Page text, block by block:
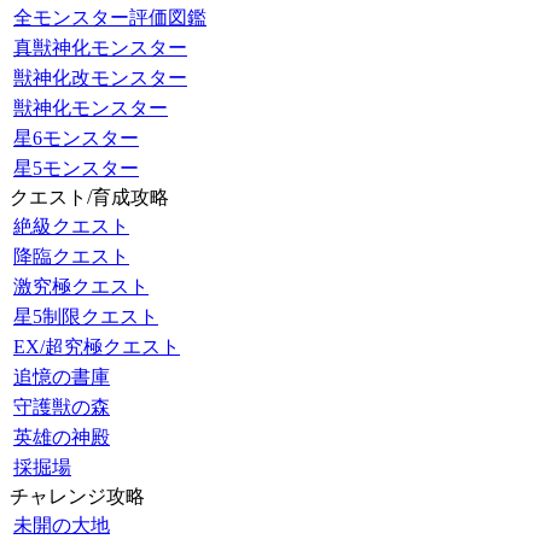
全モンスター評価図鑑
真獣神化モンスター
獣神化改モンスター
獣神化モンスター
星6モンスター
星5モンスター
クエスト/育成攻略
絶級クエスト
降臨クエスト
激究極クエスト
星5制限クエスト
EX/超究極クエスト
追憶の書庫
守護獣の森
英雄の神殿
採掘場
チャレンジ攻略
未開の大地